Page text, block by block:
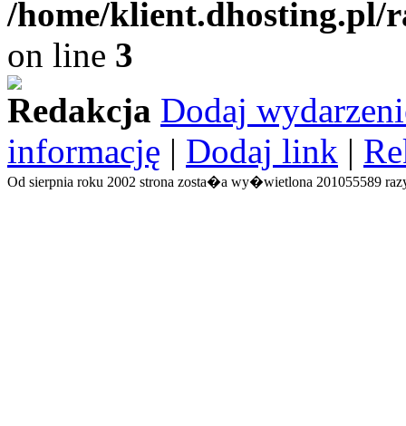
/home/
on line 3
Redakcja Dodaj
informację | Dodaj link |
Od sierpnia roku 2002 strona zosta�a wy�wietlona 201055589